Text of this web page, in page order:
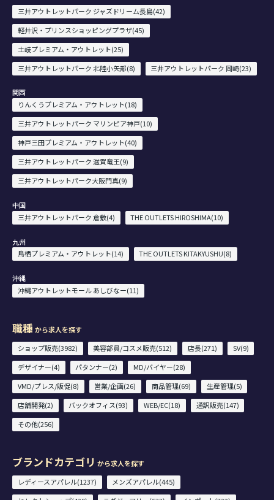
三井アウトレットパーク ジャズドリーム長島(42)
軽井沢・プリンスショッピングプラザ(45)
土岐プレミアム・アウトレット(25)
三井アウトレットパーク 北陸小矢部(8)
三井アウトレットパーク 岡崎(23)
関西
りんくうプレミアム・アウトレット(18)
三井アウトレットパーク マリンピア神戸(10)
神戸三田プレミアム・アウトレット(40)
三井アウトレットパーク 滋賀竜王(9)
三井アウトレットパーク大阪門真(9)
中国
三井アウトレットパーク 倉敷(4)
THE OUTLETS HIROSHIMA(10)
九州
鳥栖プレミアム・アウトレット(14)
THE OUTLETS KITAKYUSHU(8)
沖縄
沖縄アウトレットモール あしびなー(11)
職種 から求人を探す
ショップ販売(3982)
美容部員/コスメ販売(512) 店長(271)
SV(9)
デザイナー(4)
パタンナー(2)
MD/バイヤー(28)
VMD/プレス/販促(8)
営業/企画(26) 商品管理(69)
生産管理(5)
店舗開発(2)
バックオフィス(93) WEB/EC(18)
通訳販売(147)
その他(256)
ブランドカテゴリ から求人を探す
レディースアパレル(1237)
メンズアパレル(445)